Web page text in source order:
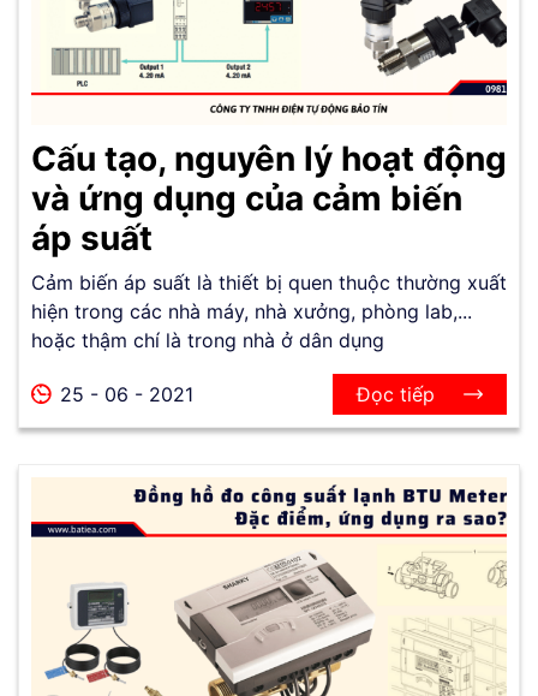
Cấu tạo, nguyên lý hoạt động
và ứng dụng của cảm biến
áp suất
Cảm biến áp suất là thiết bị quen thuộc thường xuất
hiện trong các nhà máy, nhà xưởng, phòng lab,...
hoặc thậm chí là trong nhà ở dân dụng
25 - 06 - 2021 Đọc tiếp